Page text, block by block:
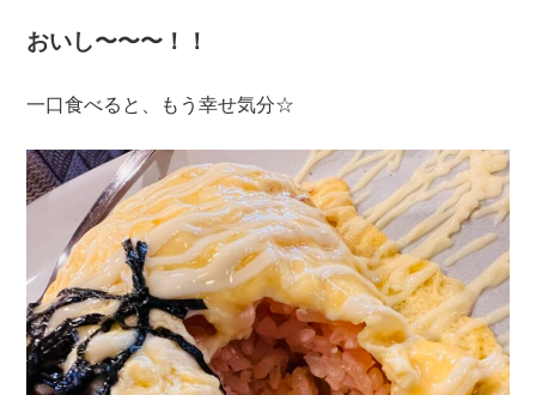
おいし〜〜〜！！
一口食べると、もう幸せ気分☆